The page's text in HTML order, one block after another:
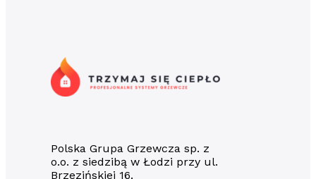
Polska Grupa Grzewcza sp. z
o.o. z siedzibą w Łodzi przy ul.
Brzezińskiej 16.